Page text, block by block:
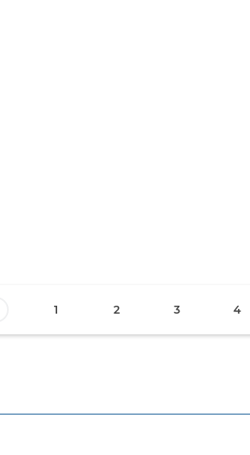
1 2 3 4